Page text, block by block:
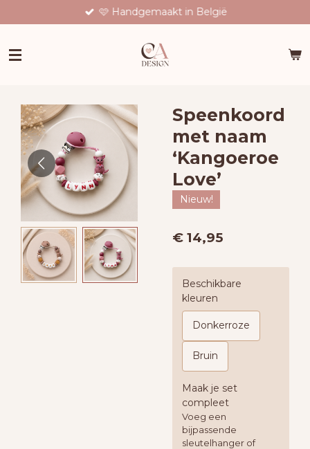
direct
de
🩷 Handgemaakt in België
Speenkoord
met naam
‘Kangoeroe
Love’
Nieuw!
€ 14,95
Beschikbare
kleuren
Donkerroze
Bruin
Maak je set
compleet
Voeg een
bijpassende
sleutelhanger of